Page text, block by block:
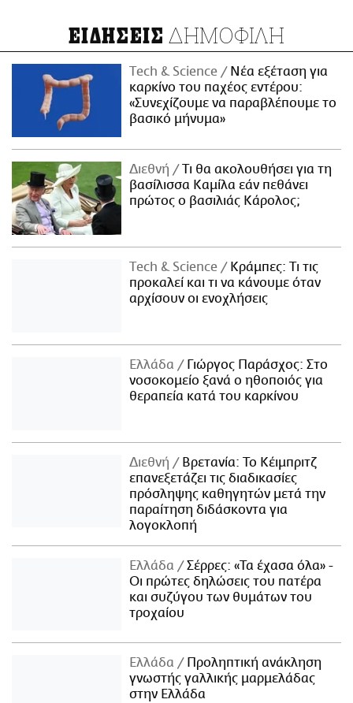
ΕΙΔΗΣΕΙΣ ΔΗΜΟΦΙΛΗ
Τech & Science
Νέα εξέταση για
καρκίνο του παχέος εντέρου:
«Συνεχίζουμε να παραβλέπουμε το
βασικό μήνυμα»
Διεθνή
Τι θα ακολουθήσει για τη
βασίλισσα Καμίλα εάν πεθάνει
πρώτος ο βασιλιάς Κάρολος;
Τech & Science
Κράμπες: Τι τις
προκαλεί και τι να κάνουμε όταν
αρχίσουν οι ενοχλήσεις
Ελλάδα
Γιώργος Παράσχος: Στο
νοσοκομείο ξανά ο ηθοποιός για
θεραπεία κατά του καρκίνου
Διεθνή
Βρετανία: Το Κέιμπριτζ
επανεξετάζει τις διαδικασίες
πρόσληψης καθηγητών μετά την
παραίτηση διδάσκοντα για
λογοκλοπή
Ελλάδα
Σέρρες: «Τα έχασα όλα» -
Οι πρώτες δηλώσεις του πατέρα
και συζύγου των θυμάτων του
τροχαίου
Ελλάδα
Προληπτική ανάκληση
γνωστής γαλλικής μαρμελάδας
στην Ελλάδα